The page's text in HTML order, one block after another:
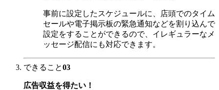
事前に設定したスケジュールに、店頭でのタイム
セールや電子掲示板の緊急通知などを割り込んで
設定をすることができるので、イレギュラーなメ
ッセージ配信にも対応できます。
できること03
広告収益を得たい！